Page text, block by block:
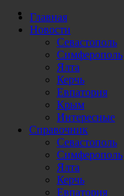
Главная
Новости
Севастополь
Симферополь
Ялта
Керчь
Евпатория
Крым
Интересные
Справочник
Севастополь
Симферополь
Ялта
Керчь
Евпатория